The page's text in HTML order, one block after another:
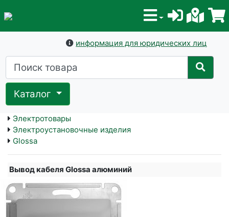
информация для юридических лиц
Каталог
Электротовары
Электроустановочные изделия
Glossa
Вывод кабеля Glossa алюминий